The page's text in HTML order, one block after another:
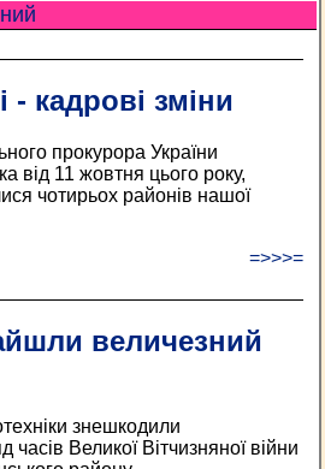
- кадрові зміни
прокурора України
від 11 жовтня цього року,
чотирьох районів нашої
=>>>=
величезний
знешкодили
часів Великої Вітчизняної війни